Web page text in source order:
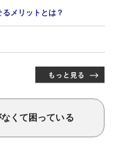
メリットとは？
くて困っている